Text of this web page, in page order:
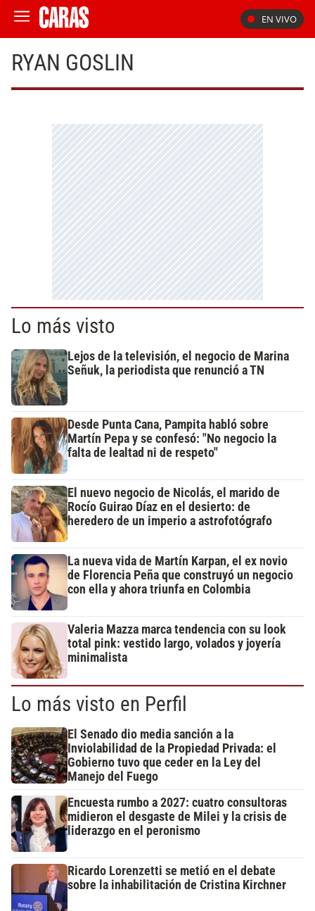
EN VIVO
RYAN GOSLIN
Lo más visto
Lejos de la televisión, el negocio de Marina
Señuk, la periodista que renunció a TN
Desde Punta Cana, Pampita habló sobre
Martín Pepa y se confesó: "No negocio la
falta de lealtad ni de respeto"
El nuevo negocio de Nicolás, el marido de
Rocío Guirao Díaz en el desierto: de
heredero de un imperio a astrofotógrafo
La nueva vida de Martín Karpan, el ex novio
de Florencia Peña que construyó un negocio
con ella y ahora triunfa en Colombia
Valeria Mazza marca tendencia con su look
total pink: vestido largo, volados y joyería
minimalista
Lo más visto en Perfil
El Senado dio media sanción a la
Inviolabilidad de la Propiedad Privada: el
Gobierno tuvo que ceder en la Ley del
Manejo del Fuego
Encuesta rumbo a 2027: cuatro consultoras
midieron el desgaste de Milei y la crisis de
liderazgo en el peronismo
Ricardo Lorenzetti se metió en el debate
sobre la inhabilitación de Cristina Kirchner